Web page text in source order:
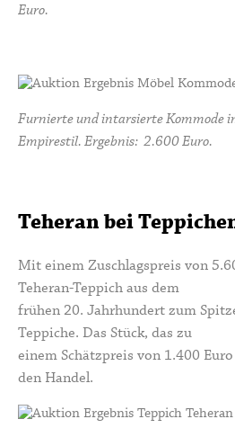
Euro.
Furnierte und intarsierte Kommode
Empirestil. Ergebnis: 2.600 Euro.
Teheran bei
Mit einem Zuschlagspreis von
Teheran-Teppich aus dem
frühen 20. Jahrhundert zum
Teppiche. Das Stück, das zu
einem Schätzpreis von 1.400
den Handel.